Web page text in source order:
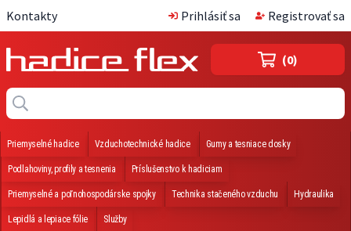
Kontakty Prihlásiť sa Registrovať sa
(0)
Priemyselné hadice Vzduchotechnické hadice Gumy a tesniace dosky
Podlahoviny, profily a tesnenia Príslušenstvo k hadiciam
Priemyselné a poľnohospodárske spojky Technika stačeného vzduchu Hydraulika
Lepidlá a lepiace fólie Služby